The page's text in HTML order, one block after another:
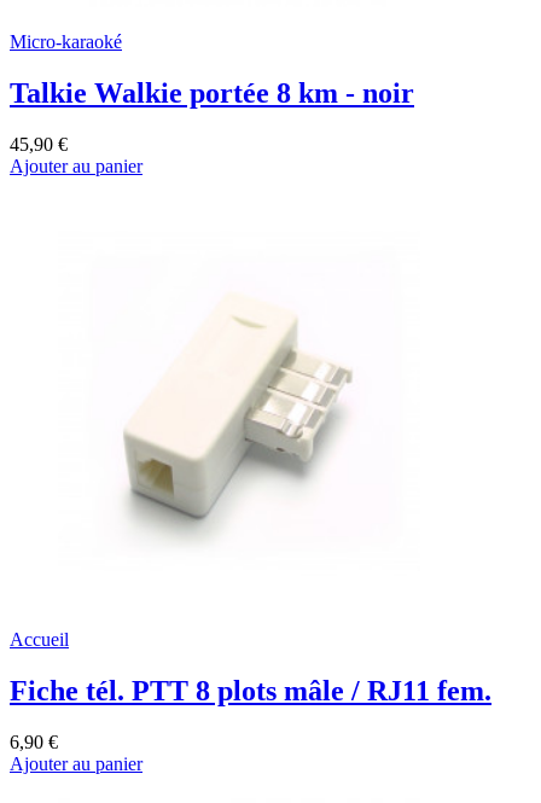
Micro-karaoké
Talkie Walkie portée 8 km - noir
45,90 €
Ajouter au panier
Accueil
Fiche tél. PTT 8 plots mâle / RJ11 fem.
6,90 €
Ajouter au panier